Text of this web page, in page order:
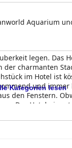
Aquarium
legen. Das
charmanten
im Hotel ist
und
den Fenstern.
Das Hotel
Kategorien lesen